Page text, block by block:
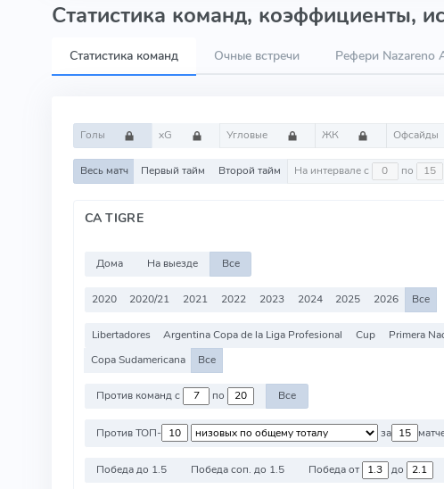
Статистика команд, коэффициенты,
Статистика команд Очные встречи Рефери Nazareno
Голы xG Угловые ЖК Офсайды
Весь матч Первый тайм Второй тайм На интервале с по
CA TIGRE
Дома На выезде Все
2020 2020/21 2021 2022 2023 2024 2025 2026 Все
Libertadores Argentina Copa de la Liga Profesional Cup Primera
Copa Sudamericana
Все
Против команд с по Все
Против ТОП- за
Победа до 1.5 Победа соп. до 1.5 Победа от до